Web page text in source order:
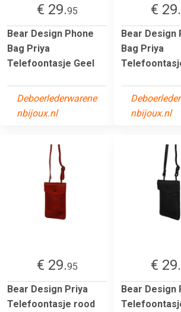
€ 29.95
Bear Design Phone
Bag Priya
Telefoontasje Geel
Deboerlederwarene
nbijoux.nl
€ 29.
Bear Design
Bag Priya
nbijoux.nl
€ 29.95
Bear Design Priya
Telefoontasje rood
€ 29.
Bear Design